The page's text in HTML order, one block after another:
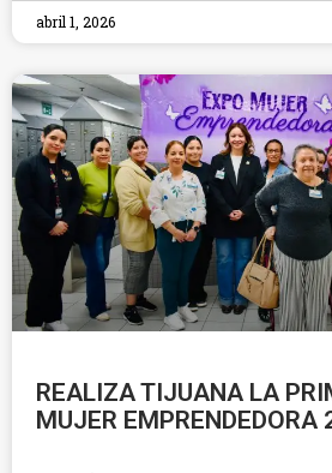
abril 1, 2026
REALIZA TIJUANA LA
MUJER EMPRENDEDORA